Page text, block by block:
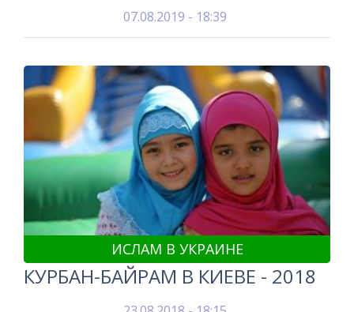
07.08.2019 - 18:39
ИСЛАМ В УКРАИНЕ
КУРБАН-БАЙРАМ В КИЕВЕ - 2018